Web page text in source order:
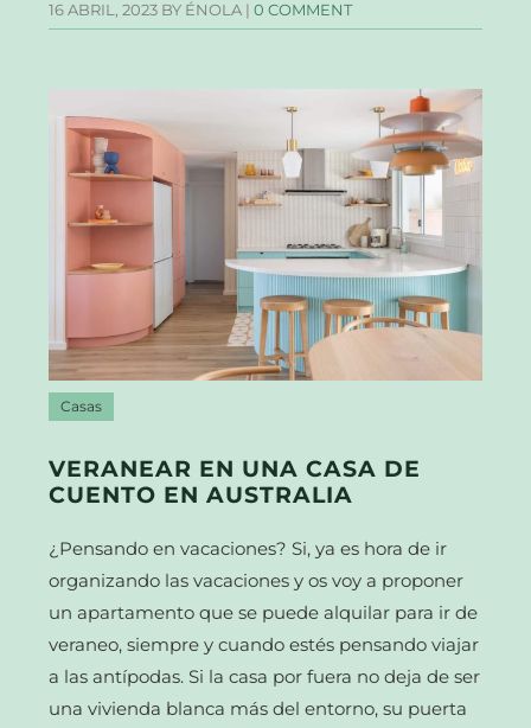
16 ABRIL, 2023 BY ÉNOLA |0 COMMENT
Casas
VERANEAR EN UNA CASA DE
CUENTO EN AUSTRALIA
¿Pensando en vacaciones? Si, ya es hora de ir
organizando las vacaciones y os voy a proponer
un apartamento que se puede alquilar para ir de
veraneo, siempre y cuando estés pensando viajar
a las antípodas. Si la casa por fuera no deja de ser
una vivienda blanca más del entorno, su puerta